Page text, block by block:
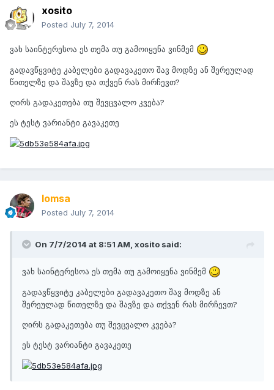
xosito
Posted July 7, 2014
ვახ საინტერესოა ეს თემა თუ გამოიყენა ვინმემ
გადავწყვიტე კაბელები გადავაკეთო შავ მოდზე ან შერეულად
წითელზე და შავზე და თქვენ რას მირჩევთ?
ღირს გადაკეთება თუ შევცვალო კვება?
ეს ტესტ ვარიანტი გავაკეთე
lomsa
Posted July 7, 2014
On 7/7/2014 at 8:51 AM, xosito said:
ვახ საინტერესოა ეს თემა თუ გამოიყენა ვინმემ
გადავწყვიტე კაბელები გადავაკეთო შავ მოდზე ან
შერეულად წითელზე და შავზე და თქვენ რას მირჩევთ?
ღირს გადაკეთება თუ შევცვალო კვება?
ეს ტესტ ვარიანტი გავაკეთე